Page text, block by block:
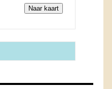
Naar kaart